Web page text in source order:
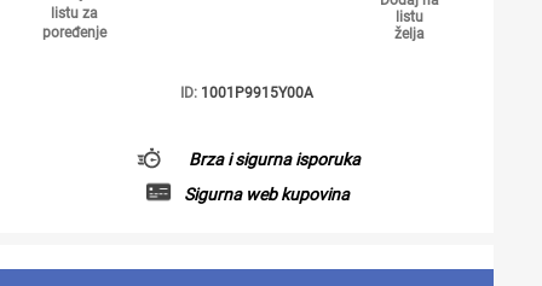
listu za
poređenje
listu
želja
ID: 1001P9915Y00A
Brza i sigurna isporuka
Sigurna web kupovina